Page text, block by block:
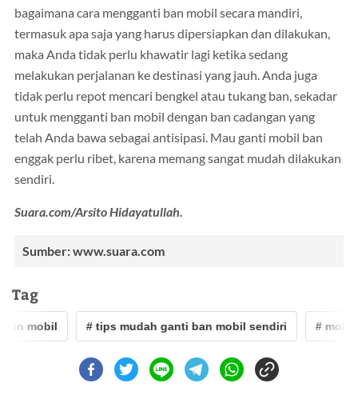
bagaimana cara mengganti ban mobil secara mandiri,
termasuk apa saja yang harus dipersiapkan dan dilakukan,
maka Anda tidak perlu khawatir lagi ketika sedang
melakukan perjalanan ke destinasi yang jauh. Anda juga
tidak perlu repot mencari bengkel atau tukang ban, sekadar
untuk mengganti ban mobil dengan ban cadangan yang
telah Anda bawa sebagai antisipasi. Mau ganti mobil ban
enggak perlu ribet, karena memang sangat mudah dilakukan
sendiri.
Suara.com/Arsito Hidayatullah.
Sumber: www.suara.com
Tag
mobil # tips mudah ganti ban mobil sendiri # mobil